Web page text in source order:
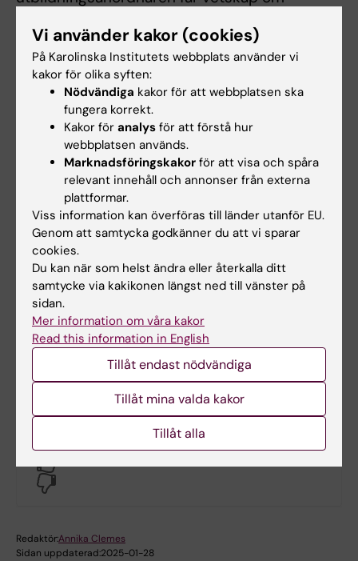
egna iakttagelser eller genom annans
rapportering. För mer information om hur ett
ärende ska hanteras och vilket stöd du som
chef kan få i utrednings- och åtgärdsarbetet,
se länk till riktlinjer och rutin nedan.
Riktlinjer och rutin
KI:s riktlinjer avseende diskriminering,
trakasserier och kränkande särbehandling
NVS rutin för att förebygga och motverka
trakasserier, sexuella trakasserier,
repressalier och kränkande särbehandling
Hade du nytta av informationen på denna sida?
Redaktör:Annika Clemes
Sidan uppdaterad:2025-01-28
Vi använder kakor (cookies)
På Karolinska Institutets webbplats använder vi
kakor för olika syften:
Nödvändiga kakor för att webbplatsen ska
fungera korrekt.
Kakor för analys för att förstå hur
webbplatsen används.
Marknadsföringskakor för att visa och spåra
relevant innehåll och annonser från externa
plattformar.
Viss information kan överföras till länder utanför EU.
Genom att samtycka godkänner du att vi sparar
cookies.
Du kan när som helst ändra eller återkalla ditt
samtycke via kakikonen längst ned till vänster på
sidan.
Mer information om våra kakor
Read this information in English
Tillåt endast nödvändiga
Tillåt mina valda kakor
Tillåt alla